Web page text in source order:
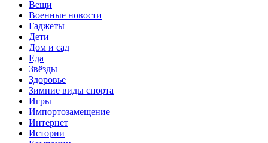
Вещи
Военные новости
Гаджеты
Дети
Дом и сад
Еда
Звёзды
Здоровье
Зимние виды спорта
Игры
Импортозамещение
Интернет
Истории